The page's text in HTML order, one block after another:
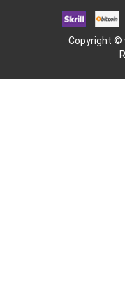
Copyright ©